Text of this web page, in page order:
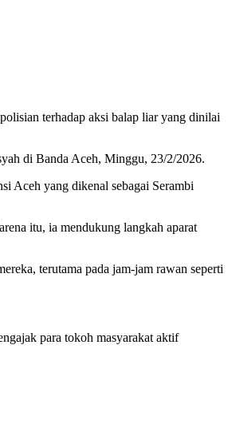
terhadap aksi balap liar yang dinilai
di Banda Aceh, Minggu, 23/2/2026.
Aceh yang dikenal sebagai Serambi
itu, ia mendukung langkah aparat
terutama pada jam-jam rawan seperti
para tokoh masyarakat aktif